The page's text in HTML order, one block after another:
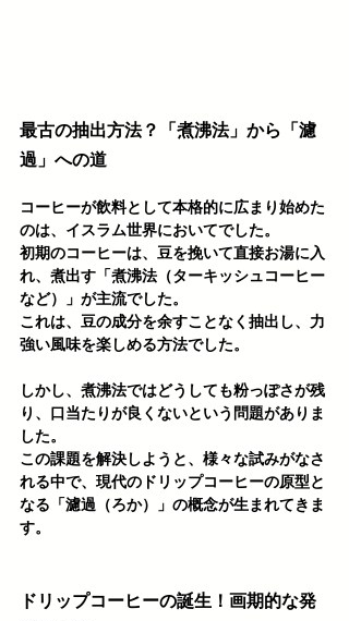
最古の抽出方法？「煮沸法」から「濾
過」への道
コーヒーが飲料として本格的に広まり始めた
のは、イスラム世界においてでした。
初期のコーヒーは、豆を挽いて直接お湯に入
れ、煮出す「煮沸法（ターキッシュコーヒー
など）」が主流でした。
これは、豆の成分を余すことなく抽出し、力
強い風味を楽しめる方法でした。
しかし、煮沸法ではどうしても粉っぽさが残
り、口当たりが良くないという問題がありま
した。
この課題を解決しようと、様々な試みがなさ
れる中で、現代のドリップコーヒーの原型と
なる「濾過（ろか）」の概念が生まれてきま
す。
ドリップコーヒーの誕生！画期的な発